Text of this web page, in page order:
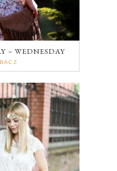
– WEDNESDAY